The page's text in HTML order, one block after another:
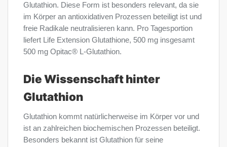
Glutathion. Diese Form ist besonders relevant, da sie
im Körper an antioxidativen Prozessen beteiligt ist und
freie Radikale neutralisieren kann. Pro Tagesportion
liefert Life Extension Glutathione, 500 mg insgesamt
500 mg Opitac® L-Glutathion.
Die Wissenschaft hinter
Glutathion
Glutathion kommt natürlicherweise im Körper vor und
ist an zahlreichen biochemischen Prozessen beteiligt.
Besonders bekannt ist Glutathion für seine